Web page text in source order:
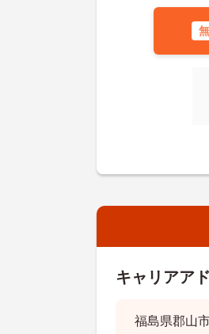
キャリアア
福島県郡山